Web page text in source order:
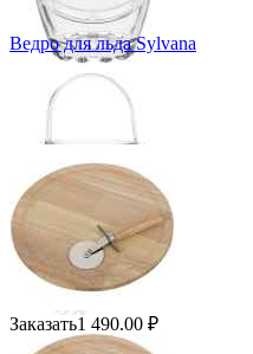
Ведро для льда Sylvana
Заказать1 490.00 ₽